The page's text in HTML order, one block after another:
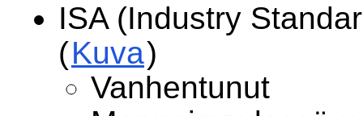
ISA (Industry
(Kuva)
Vanhentunut